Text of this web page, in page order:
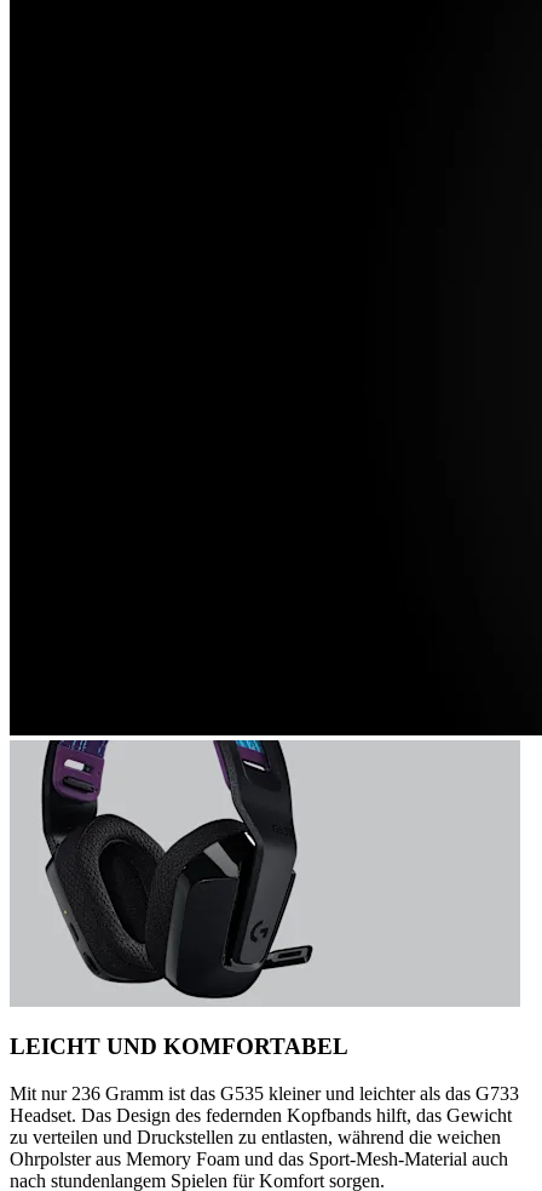
LEICHT UND KOMFORTABEL
Mit nur 236 Gramm ist das G535 kleiner und leichter als das G733
Headset. Das Design des federnden Kopfbands hilft, das Gewicht
zu verteilen und Druckstellen zu entlasten, während die weichen
Ohrpolster aus Memory Foam und das Sport-Mesh-Material auch
nach stundenlangem Spielen für Komfort sorgen.